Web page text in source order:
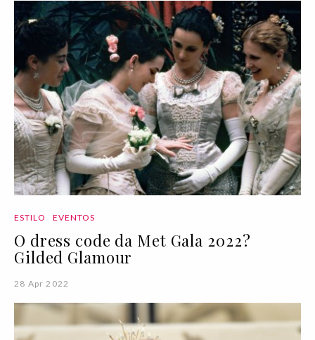
ESTILO EVENTOS
O dress code da Met Gala 2022?
Gilded Glamour
28 Apr 2022